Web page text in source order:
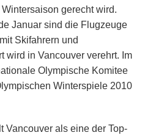
gerecht wird.
Januar sind die Flugzeuge
Skifahrern und
wird in Vancouver verehrt. Im
Olympische Komitee
Winterspiele 2010
Vancouver als eine der Top-